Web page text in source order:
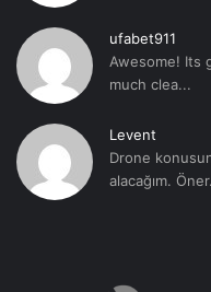
ufabet911
Awesome! Its
much clea...
Levent
Drone
alacağım.